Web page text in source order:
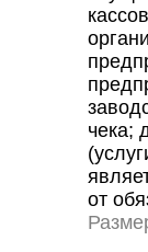
чека;
от